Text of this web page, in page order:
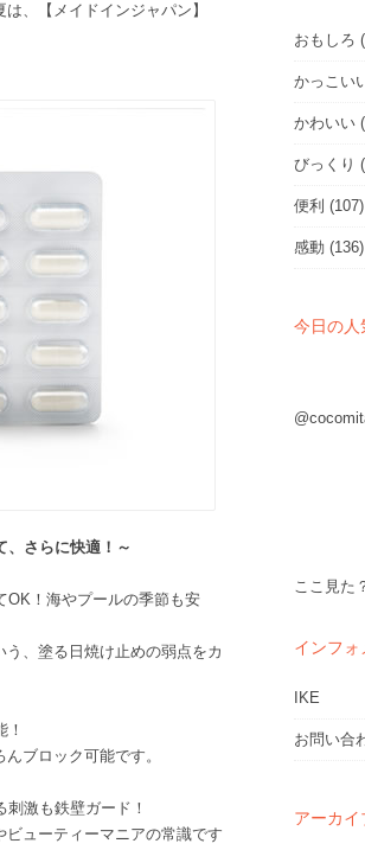
、【メイドインジャパン】
、さらに快適！～
！海やプールの季節も安
、塗る日焼け止めの弱点をカ
ブロック可能です。
激も鉄壁ガード！
ューティーマニアの常識です
おもしろ
かっこい
かわいい
びっくり
便利 (107)
感動 (136)
今日の人
ここ見た
インフォ
IKE
お問い合
アーカイ